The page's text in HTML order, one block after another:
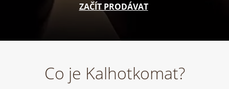
ZAČÍT PRODÁVAT
Co je Kalhotkomat?